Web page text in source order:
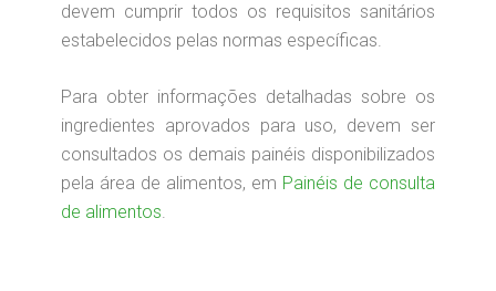
devem cumprir todos os requisitos sanitários
estabelecidos pelas normas específicas.
Para obter informações detalhadas sobre os
ingredientes aprovados para uso, devem ser
consultados os demais painéis disponibilizados
pela área de alimentos, em Painéis de consulta
de alimentos.